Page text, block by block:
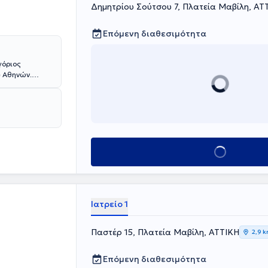
Αθηνών.
Δημητρίου Σούτσου 7, Πλατεία Μαβίλη,
Επόμενη διαθεσιμότητα
Κλείσε ραντεβού
Ιατρείο 1
Παστέρ 15, Πλατεία Μαβίλη, ΑΤΤΙΚΗ 2,9
Επόμενη διαθεσιμότητα